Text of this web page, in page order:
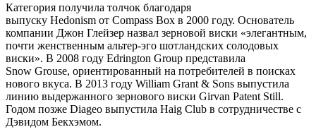
Категория получила толчок благодаря
выпуску Hedonism от Compass Box в 2000 году. Основатель
компании Джон Глейзер назвал зерновой виски «элегантным,
почти женственным альтер-эго шотландских солодовых
виски». В 2008 году Edrington Group представила
Snow Grouse, ориентированный на потребителей в поисках
нового вкуса. В 2013 году William Grant & Sons выпустила
линию выдержанного зернового виски Girvan Patent Still.
Годом позже Diageo выпустила Haig Club в сотрудничестве с
Дэвидом Бекхэмом.